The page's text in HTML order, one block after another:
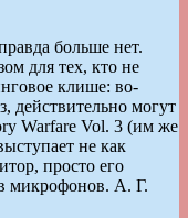
больше нет.
для тех, кто не
клише: во-
действительно могут
Warfare Vol. 3 (им же
не как
просто его
микрофонов. А. Г.